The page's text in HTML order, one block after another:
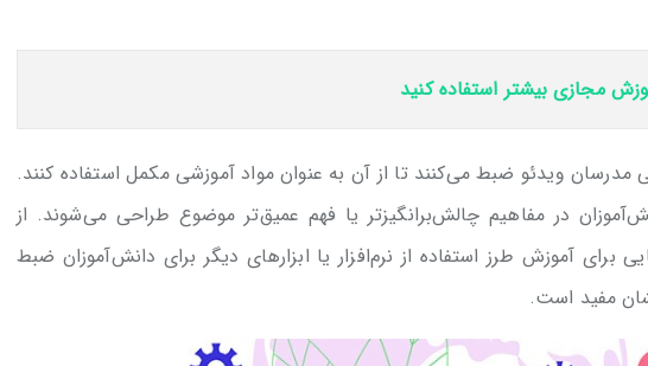
مجازی بیشتر استفاده کنید
مدرسان ویدئو ضبط می‌کنند تا از آن به عنوان مواد آموزشی مکمل استفاده کنند.
در مفاهیم چالش‌برانگیزتر یا فهم عمیق‌تر موضوع طراحی می‌شوند. از
برای آموزش طرز استفاده از نرم‌افزار یا ابزارهای دیگر برای دانش‌آموزان ضبط
مفید است.